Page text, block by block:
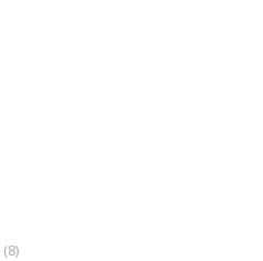
(8)